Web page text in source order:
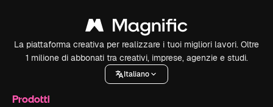
La piattaforma creativa per realizzare i tuoi migliori lavori. Oltre
1 milione di abbonati tra creativi, imprese, agenzie e studi.
Italiano
Prodotti